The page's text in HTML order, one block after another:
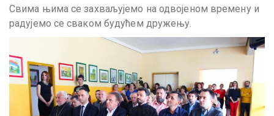
Свима њима се захваљујемо на одвојеном времену и
радујемо се сваком будућем дружењу.